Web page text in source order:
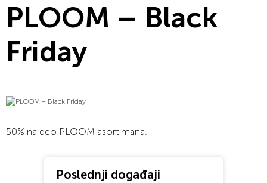
PLOOM – Black
Friday
50% na deo PLOOM asortimana.
Poslednji događaji